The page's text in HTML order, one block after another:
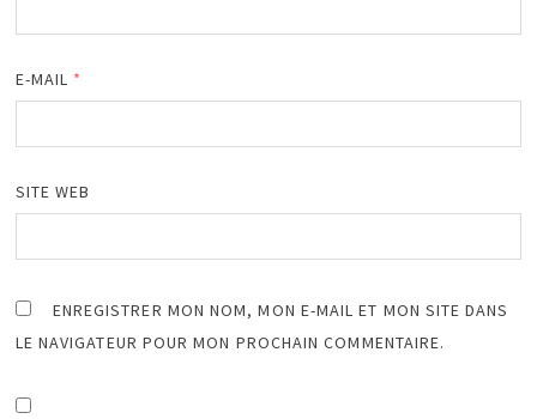
E-MAIL *
SITE WEB
ENREGISTRER MON NOM, MON E-MAIL ET MON SITE DANS
LE NAVIGATEUR POUR MON PROCHAIN COMMENTAIRE.